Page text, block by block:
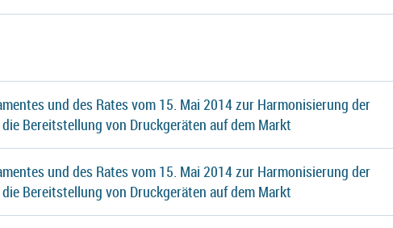
und des Rates vom 15. Mai 2014 zur Harmonisierung der
Bereitstellung von Druckgeräten auf dem Markt
und des Rates vom 15. Mai 2014 zur Harmonisierung der
Bereitstellung von Druckgeräten auf dem Markt